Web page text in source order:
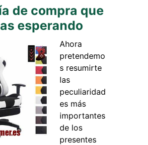
de compra que
esperando
Ahora
pretendemo
s resumirte
las
peculiaridad
es más
importantes
de los
presentes